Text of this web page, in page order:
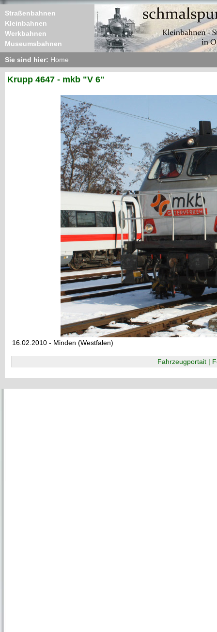
Straßenbahnen
Kleinbahnen
Werkbahnen
Museumsbahnen
Sie sind hier: Home
Krupp 4647 - mkb "V 6"
16.02.2010 - Minden (Westfalen)
Fahrzeugportait |